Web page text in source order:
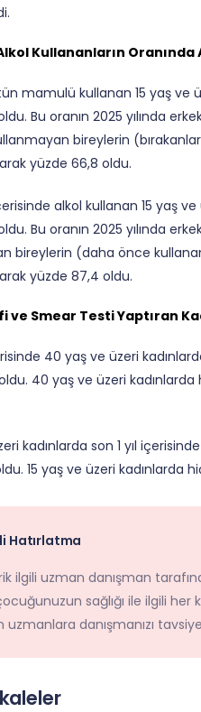
Kullananların Oranında
mamulü kullanan 15 yaş ve
Bu oranın 2025 yılında
bireylerin
yüzde 66,8 oldu.
alkol kullanan 15 yaş ve
Bu oranın 2025 yılında
bireylerin (daha önce
yüzde 87,4 oldu.
ve Smear Testi Yaptıran
40 yaş ve üzeri
40 yaş ve üzeri
kadınlarda son 1 yıl
15 yaş ve üzeri kadınlarda
Hatırlatma
ilgili uzman danışman
sağlığı ile ilgili
uzmanlara danışmanızı